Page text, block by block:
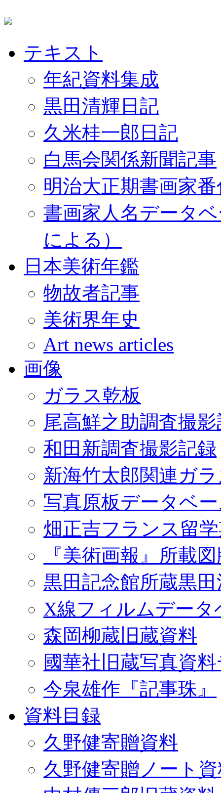
テキスト
年紀資料集成
黒田清輝日記
久米桂一郎日記
白馬会関係新聞記事
明治大正期書画家
書画家人名データ
による）
日本美術年鑑
物故者記事
美術界年史
Art news articles
画像
ガラス乾板
尾高鮮之助調査撮
和田新調査撮影記録
新海竹太郎関連ガ
写真原板データベ
畑正吉フランス留
『美術画報』所載
黒田記念館所蔵黒
X線フィルムデータ
森岡柳蔵旧蔵資料
國華社旧蔵写真資
今泉雄作『記事珠』
資料目録
久野健寄贈資料
久野健寄贈ノート